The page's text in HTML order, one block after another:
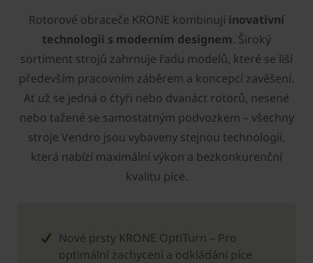
Rotorové obraceče ­KRONE kombinují inovativní
technologii s moderním designem. Široký
sortiment strojů zahrnuje řadu modelů, které se liší
především pracovním záběrem a koncepcí zavěšení.
Ať už se jedná o čtyři nebo dvanáct rotorů, nesené
nebo tažené se samostatným podvozkem – všechny
stroje Vendro jsou vybaveny stejnou technologií,
která nabízí maximální výkon a bezkonkurenční
kvalitu píce.
Nové prsty ­KRONE OptiTurn – Pro
optimální zachycení a odkládání píce